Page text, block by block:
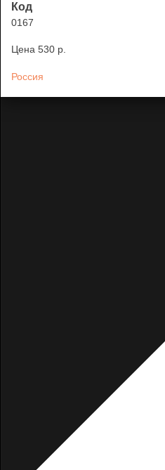
Код
0167
Цена 530 p.
Россия